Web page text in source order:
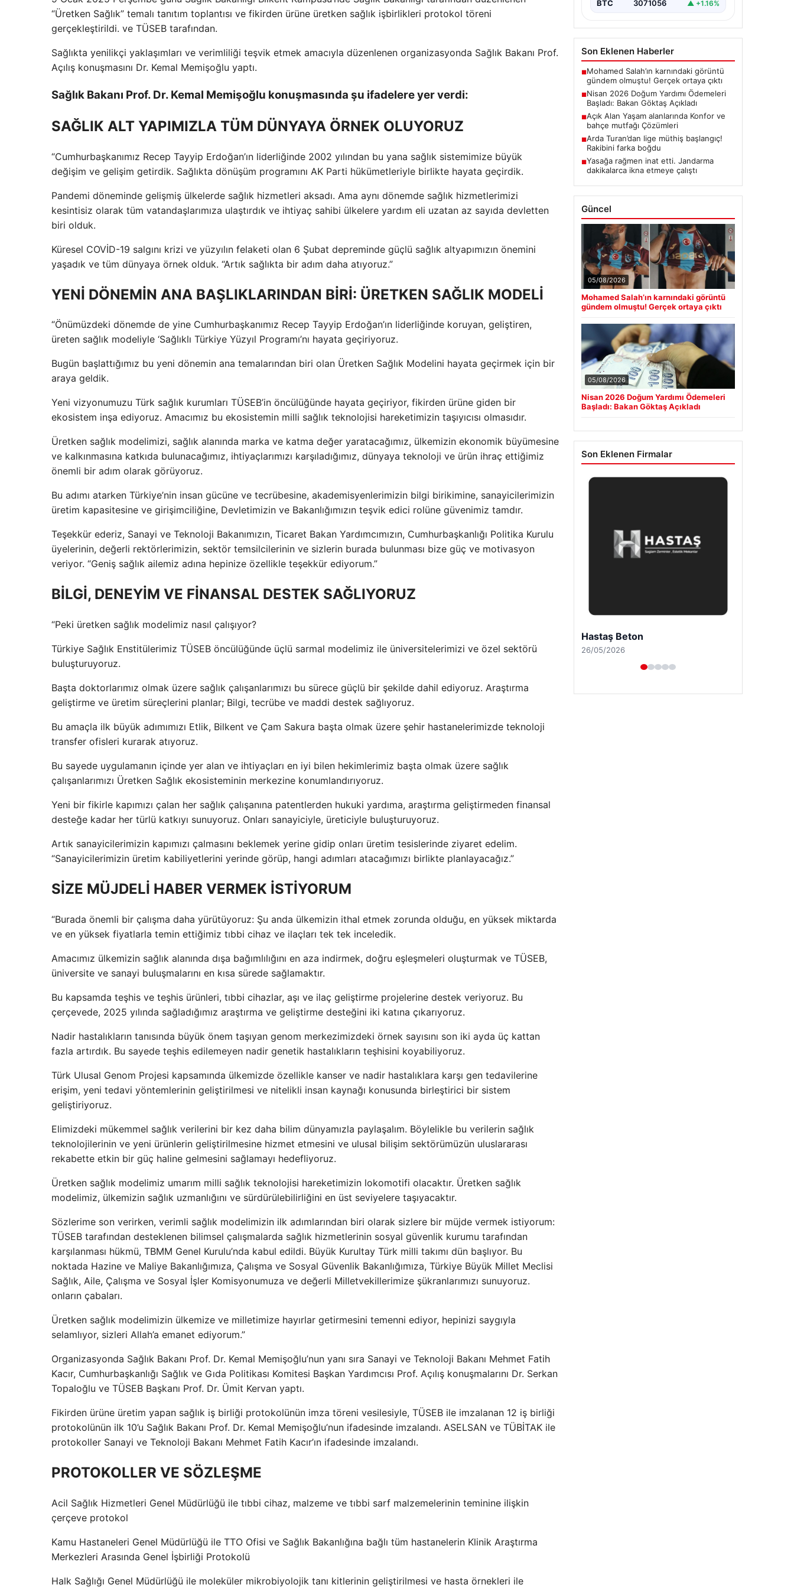
“Üretken Sağlık” temalı tanıtım toplantısı ve fikirden ürüne üretken sağlık işbirlikleri protokol töreni
gerçekleştirildi. ve TÜSEB tarafından.
Sağlıkta yenilikçi yaklaşımları ve verimliliği teşvik etmek amacıyla düzenlenen organizasyonda Sağlık Bakanı Prof.
Açılış konuşmasını Dr. Kemal Memişoğlu yaptı.
Sağlık Bakanı Prof. Dr. Kemal Memişoğlu konuşmasında şu ifadelere yer verdi:
SAĞLIK ALT YAPIMIZLA TÜM DÜNYAYA ÖRNEK OLUYORUZ
“Cumhurbaşkanımız Recep Tayyip Erdoğan’ın liderliğinde 2002 yılından bu yana sağlık sistemimize büyük
değişim ve gelişim getirdik. Sağlıkta dönüşüm programını AK Parti hükümetleriyle birlikte hayata geçirdik.
Pandemi döneminde gelişmiş ülkelerde sağlık hizmetleri aksadı. Ama aynı dönemde sağlık hizmetlerimizi
kesintisiz olarak tüm vatandaşlarımıza ulaştırdık ve ihtiyaç sahibi ülkelere yardım eli uzatan az sayıda devletten
biri olduk.
Küresel COVİD-19 salgını krizi ve yüzyılın felaketi olan 6 Şubat depreminde güçlü sağlık altyapımızın önemini
yaşadık ve tüm dünyaya örnek olduk. “Artık sağlıkta bir adım daha atıyoruz.”
YENİ DÖNEMİN ANA BAŞLIKLARINDAN BİRİ: ÜRETKEN SAĞLIK MODELİ
“Önümüzdeki dönemde de yine Cumhurbaşkanımız Recep Tayyip Erdoğan’ın liderliğinde koruyan, geliştiren,
üreten sağlık modeliyle ‘Sağlıklı Türkiye Yüzyıl Programı’nı hayata geçiriyoruz.
Bugün başlattığımız bu yeni dönemin ana temalarından biri olan Üretken Sağlık Modelini hayata geçirmek için bir
araya geldik.
Yeni vizyonumuzu Türk sağlık kurumları TÜSEB’in öncülüğünde hayata geçiriyor, fikirden ürüne giden bir
ekosistem inşa ediyoruz. Amacımız bu ekosistemin milli sağlık teknolojisi hareketimizin taşıyıcısı olmasıdır.
Üretken sağlık modelimizi, sağlık alanında marka ve katma değer yaratacağımız, ülkemizin ekonomik büyümesine
ve kalkınmasına katkıda bulunacağımız, ihtiyaçlarımızı karşıladığımız, dünyaya teknoloji ve ürün ihraç ettiğimiz
önemli bir adım olarak görüyoruz.
Bu adımı atarken Türkiye’nin insan gücüne ve tecrübesine, akademisyenlerimizin bilgi birikimine, sanayicilerimizin
üretim kapasitesine ve girişimciliğine, Devletimizin ve Bakanlığımızın teşvik edici rolüne güvenimiz tamdır.
Teşekkür ederiz, Sanayi ve Teknoloji Bakanımızın, Ticaret Bakan Yardımcımızın, Cumhurbaşkanlığı Politika Kurulu
üyelerinin, değerli rektörlerimizin, sektör temsilcilerinin ve sizlerin burada bulunması bize güç ve motivasyon
veriyor. “Geniş sağlık ailemiz adına hepinize özellikle teşekkür ediyorum.”
BİLGİ, DENEYİM VE FİNANSAL DESTEK SAĞLIYORUZ
“Peki üretken sağlık modelimiz nasıl çalışıyor?
Türkiye Sağlık Enstitülerimiz TÜSEB öncülüğünde üçlü sarmal modelimiz ile üniversitelerimizi ve özel sektörü
buluşturuyoruz.
Başta doktorlarımız olmak üzere sağlık çalışanlarımızı bu sürece güçlü bir şekilde dahil ediyoruz. Araştırma
geliştirme ve üretim süreçlerini planlar; Bilgi, tecrübe ve maddi destek sağlıyoruz.
Bu amaçla ilk büyük adımımızı Etlik, Bilkent ve Çam Sakura başta olmak üzere şehir hastanelerimizde teknoloji
transfer ofisleri kurarak atıyoruz.
Bu sayede uygulamanın içinde yer alan ve ihtiyaçları en iyi bilen hekimlerimiz başta olmak üzere sağlık
çalışanlarımızı Üretken Sağlık ekosisteminin merkezine konumlandırıyoruz.
Yeni bir fikirle kapımızı çalan her sağlık çalışanına patentlerden hukuki yardıma, araştırma geliştirmeden finansal
desteğe kadar her türlü katkıyı sunuyoruz. Onları sanayiciyle, üreticiyle buluşturuyoruz.
Artık sanayicilerimizin kapımızı çalmasını beklemek yerine gidip onları üretim tesislerinde ziyaret edelim.
“Sanayicilerimizin üretim kabiliyetlerini yerinde görüp, hangi adımları atacağımızı birlikte planlayacağız.”
SİZE MÜJDELİ HABER VERMEK İSTİYORUM
“Burada önemli bir çalışma daha yürütüyoruz: Şu anda ülkemizin ithal etmek zorunda olduğu, en yüksek miktarda
ve en yüksek fiyatlarla temin ettiğimiz tıbbi cihaz ve ilaçları tek tek inceledik.
Amacımız ülkemizin sağlık alanında dışa bağımlılığını en aza indirmek, doğru eşleşmeleri oluşturmak ve TÜSEB,
üniversite ve sanayi buluşmalarını en kısa sürede sağlamaktır.
Bu kapsamda teşhis ve teşhis ürünleri, tıbbi cihazlar, aşı ve ilaç geliştirme projelerine destek veriyoruz. Bu
çerçevede, 2025 yılında sağladığımız araştırma ve geliştirme desteğini iki katına çıkarıyoruz.
Nadir hastalıkların tanısında büyük önem taşıyan genom merkezimizdeki örnek sayısını son iki ayda üç kattan
fazla artırdık. Bu sayede teşhis edilemeyen nadir genetik hastalıkların teşhisini koyabiliyoruz.
Türk Ulusal Genom Projesi kapsamında ülkemizde özellikle kanser ve nadir hastalıklara karşı gen tedavilerine
erişim, yeni tedavi yöntemlerinin geliştirilmesi ve nitelikli insan kaynağı konusunda birleştirici bir sistem
geliştiriyoruz.
Elimizdeki mükemmel sağlık verilerini bir kez daha bilim dünyamızla paylaşalım. Böylelikle bu verilerin sağlık
teknolojilerinin ve yeni ürünlerin geliştirilmesine hizmet etmesini ve ulusal bilişim sektörümüzün uluslararası
rekabette etkin bir güç haline gelmesini sağlamayı hedefliyoruz.
Üretken sağlık modelimiz umarım milli sağlık teknolojisi hareketimizin lokomotifi olacaktır. Üretken sağlık
modelimiz, ülkemizin sağlık uzmanlığını ve sürdürülebilirliğini en üst seviyelere taşıyacaktır.
Sözlerime son verirken, verimli sağlık modelimizin ilk adımlarından biri olarak sizlere bir müjde vermek istiyorum:
TÜSEB tarafından desteklenen bilimsel çalışmalarda sağlık hizmetlerinin sosyal güvenlik kurumu tarafından
karşılanması hükmü, TBMM Genel Kurulu’nda kabul edildi. Büyük Kurultay Türk milli takımı dün başlıyor. Bu
noktada Hazine ve Maliye Bakanlığımıza, Çalışma ve Sosyal Güvenlik Bakanlığımıza, Türkiye Büyük Millet Meclisi
Sağlık, Aile, Çalışma ve Sosyal İşler Komisyonumuza ve değerli Milletvekillerimize şükranlarımızı sunuyoruz.
onların çabaları.
Üretken sağlık modelimizin ülkemize ve milletimize hayırlar getirmesini temenni ediyor, hepinizi saygıyla
selamlıyor, sizleri Allah’a emanet ediyorum.”
Organizasyonda Sağlık Bakanı Prof. Dr. Kemal Memişoğlu’nun yanı sıra Sanayi ve Teknoloji Bakanı Mehmet Fatih
Kacır, Cumhurbaşkanlığı Sağlık ve Gıda Politikası Komitesi Başkan Yardımcısı Prof. Açılış konuşmalarını Dr. Serkan
Topaloğlu ve TÜSEB Başkanı Prof. Dr. Ümit Kervan yaptı.
Fikirden ürüne üretim yapan sağlık iş birliği protokolünün imza töreni vesilesiyle, TÜSEB ile imzalanan 12 iş birliği
protokolünün ilk 10’u Sağlık Bakanı Prof. Dr. Kemal Memişoğlu’nun ifadesinde imzalandı. ASELSAN ve TÜBİTAK ile
protokoller Sanayi ve Teknoloji Bakanı Mehmet Fatih Kacır’ın ifadesinde imzalandı.
PROTOKOLLER VE SÖZLEŞME
Acil Sağlık Hizmetleri Genel Müdürlüğü ile tıbbi cihaz, malzeme ve tıbbi sarf malzemelerinin teminine ilişkin
çerçeve protokol
Kamu Hastaneleri Genel Müdürlüğü ile TTO Ofisi ve Sağlık Bakanlığına bağlı tüm hastanelerin Klinik Araştırma
Merkezleri Arasında Genel İşbirliği Protokolü
Halk Sağlığı Genel Müdürlüğü ile moleküler mikrobiyolojik tanı kitlerinin geliştirilmesi ve hasta örnekleri ile
BTC 3071056 ▲ +1.16%
Son Eklenen Haberler
■Mohamed Salah’ın karnındaki görüntü
gündem olmuştu! Gerçek ortaya çıktı
■Nisan 2026 Doğum Yardımı Ödemeleri
Başladı: Bakan Göktaş Açıkladı
■Açık Alan Yaşam alanlarında Konfor ve
bahçe mutfağı Çözümleri
■Arda Turan’dan lige müthiş başlangıç!
Rakibini farka boğdu
■Yasağa rağmen inat etti. Jandarma
dakikalarca ikna etmeye çalıştı
Güncel
05/08/2026
Mohamed Salah’ın karnındaki görüntü
gündem olmuştu! Gerçek ortaya çıktı
05/08/2026
Nisan 2026 Doğum Yardımı Ödemeleri
Başladı: Bakan Göktaş Açıkladı
Son Eklenen Firmalar
Enes Kaplan Avukatlık Bürosu
28/04/2026